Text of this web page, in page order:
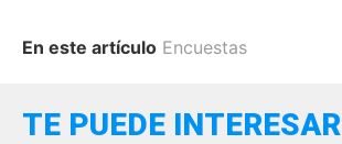
En este artículo Encuestas
TE PUEDE INTERESAR